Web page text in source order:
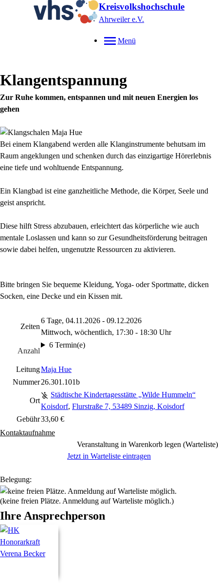
Kreisvolkshochschule
Ahrweiler e.V.
Menü
Klangentspannung
Zur Ruhe kommen, entspannen und mit neuen Energien los
gehen
Bei einem Klangabend werden alle Klanginstrumente behutsam im
Raum angeklungen und schenken durch das einzigartige Hörerlebnis
eine tiefe und wohltuende Entspannung.
Ein Klangbad ist eine ganzheitliche Methode, die Körper, Seele und
geist anspricht.
Diese hilft Stress abzubauen, erleichtert das körperliche wie auch
mentale Loslassen und kann so zur Gesundheitsförderung beitragen
sowie dabei helfen, ungenutzte Ressourcen zu aktivieren.
Bitte bringen Sie bequeme Kleidung, Yoga- oder Sportmatte, dicken
Socken, eine Decke und ein Kissen mit.
Zeiten
6 Tage, 04.11.2026 - 09.12.2026
Mittwoch, wöchentlich, 17:30 - 18:30 Uhr
Anzahl
6 Termin(e)
LeitungMaja Hue
Nummer26.301.101b
Ort
Städtische Kindertagesstätte „Wilde Hummeln“
Koisdorf, Flurstraße 7, 53489 Sinzig, Koisdorf
Gebühr33,60 €
Kontaktaufnahme
Veranstaltung in Warenkorb legen (Warteliste)
Jetzt in Warteliste eintragen
Belegung:
(keine freien Plätze. Anmeldung auf Warteliste möglich.)
Ihre Ansprechperson